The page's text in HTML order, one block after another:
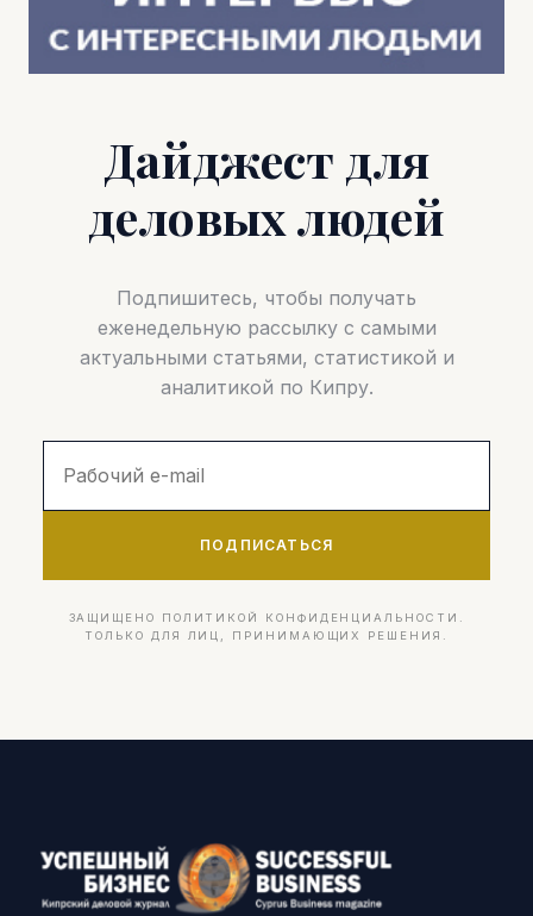
Дайджест для
деловых людей
Подпишитесь, чтобы получать
еженедельную рассылку с самыми
актуальными статьями, статистикой и
аналитикой по Кипру.
ПОДПИСАТЬСЯ
ЗАЩИЩЕНО ПОЛИТИКОЙ КОНФИДЕНЦИАЛЬНОСТИ.
ТОЛЬКО ДЛЯ ЛИЦ, ПРИНИМАЮЩИХ РЕШЕНИЯ.